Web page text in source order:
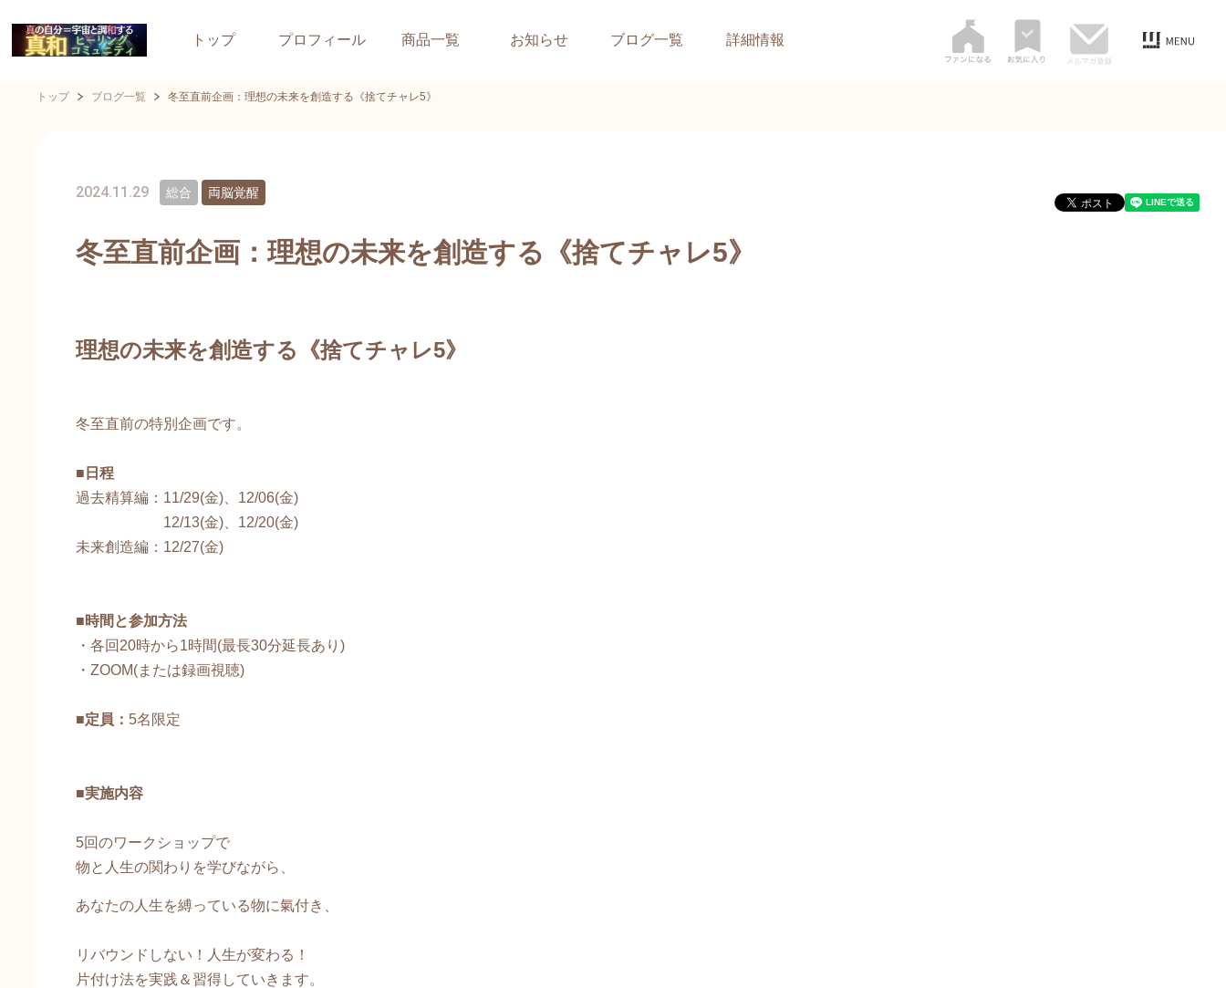
トップ プロフィール 商品一覧 お知らせ ブログ一覧 詳細情報
トップ ブログ一覧 冬至直前企画：理想の未来を創造する《捨てチャレ5》
2024.11.29 総合 両脳覚醒
冬至直前企画：理想の未来を創造する《捨てチャレ5》
理想の未来を創造する《捨てチャレ5》
冬至直前の特別企画です。
■日程
過去精算編：11/29(金)、12/06(金)
12/13(金)、12/20(金)
未来創造編：12/27(金)
■時間と参加方法
・各回20時から1時間(最長30分延長あり)
・ZOOM(または録画視聴)
■定員： 5名限定
■実施内容
5回のワークショップで
物と人生の関わりを学びながら、
あなたの人生を縛っている物に氣付き、
リバウンドしない！人生が変わる！
片付け法を実践＆習得していきます。